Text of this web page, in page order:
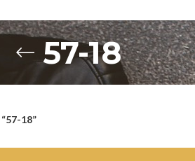
57-18
18”